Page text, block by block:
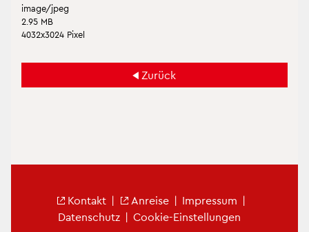
image/jpeg
2.95 MB
4032x3024 Pixel
Zu­rück
Kon­takt | An­rei­se | Im­pres­sum |
Da­ten­schutz | Coo­kie-Ein­stel­lun­gen